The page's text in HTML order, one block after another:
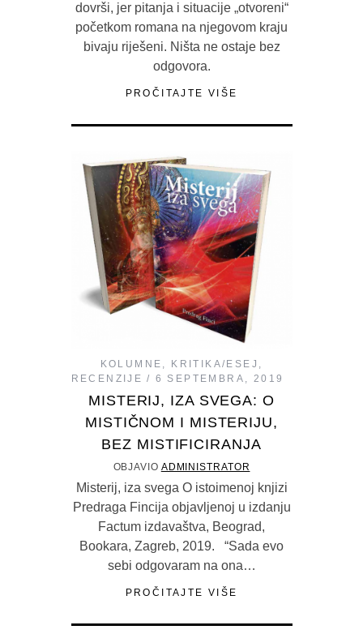
dovrši, jer pitanja i situacije „otvoreni“
početkom romana na njegovom kraju
bivaju riješeni. Ništa ne ostaje bez
odgovora.
PROČITAJTE VIŠE
KOLUMNE , KRITIKA/ESEJ ,
RECENZIJE
6 SEPTEMBRA, 2019
MISTERIJ, IZA SVEGA: O
MISTIČNOM I MISTERIJU,
BEZ MISTIFICIRANJA
OBJAVIO ADMINISTRATOR
Misterij, iza svega O istoimenoj knjizi
Predraga Fincija objavljenoj u izdanju
Factum izdavaštva, Beograd,
Bookara, Zagreb, 2019. “Sada evo
sebi odgovaram na ona…
PROČITAJTE VIŠE